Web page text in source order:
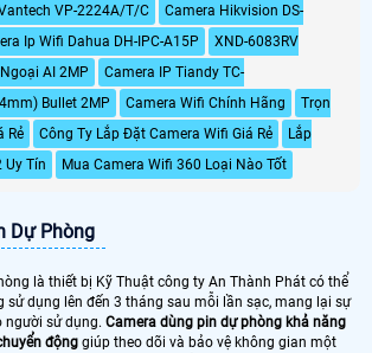
những gì
quanh
2.4GHz, 4G LTE, đèn hồng ngoại
20m và chuẩn chống nước IP66.
Sản phẩm cung cấp chất lượng hình
ảnh sắc nét, hoạt động ổn định
trong điều kiện khắc nghiệt.
VP-2224A/T/C
Camera Hikvision DS-
Ip Wifi Dahua DH-IPC-A15P
XND-6083RV
AI 2MP
Camera IP Tiandy TC-
Bullet 2MP
Camera Wifi Chính Hãng
Trọn
Rẻ
Công Ty Lắp Đặt Camera Wifi Giá Rẻ
Lắp
Uy Tín
Mua Camera Wifi 360 Loại Nào Tốt
Dự Phòng
là thiết bị Kỹ Thuật công ty An Thành Phát có thể
sử dụng lên đến 3 tháng sau mỗi lần sạc, mang lại sự
người sử dụng. Camera dùng pin dự phòng khả năng
động giúp theo dõi và bảo vệ không gian một